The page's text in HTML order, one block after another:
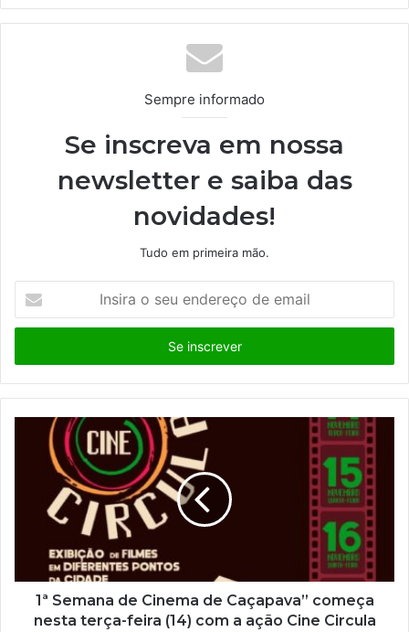
te
Sempre informado
Se inscreva em nossa
newsletter e saiba das
novidades!
Tudo em primeira mão.
s
r
a
1ª Semana de Cinema de Caçapava” começa
nesta terça-feira (14) com a ação Cine Circula